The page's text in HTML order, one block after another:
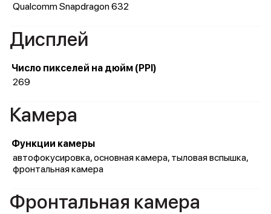
Qualcomm Snapdragon 632
Дисплей
Число пикселей на дюйм (PPI)
269
Камера
Функции камеры
автофокусировка, основная камера, тыловая вспышка,
фронтальная камера
Фронтальная камера